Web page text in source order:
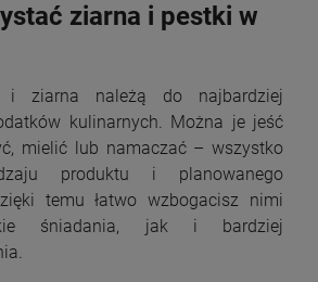
ziarna i pestki w
i ziarna należą do najbardziej
kulinarnych. Można je jeść
mielić lub namaczać – wszystko
produktu i planowanego
temu łatwo wzbogacisz nimi
śniadania, jak i bardziej